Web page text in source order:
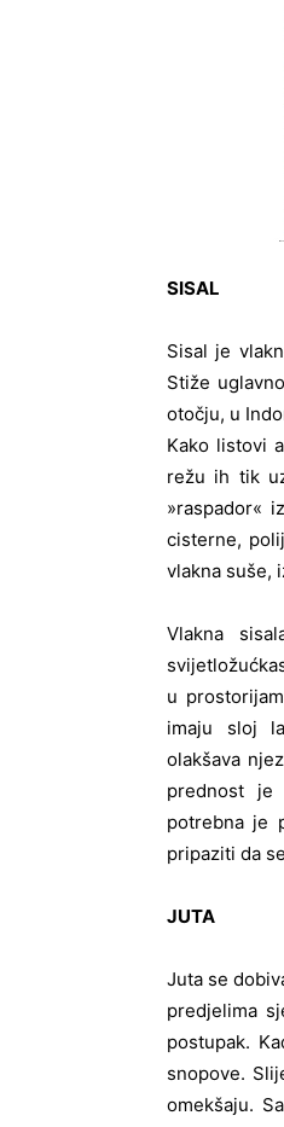
SISAL
Sisal je
Stiže
otočju, u
Kako listovi
režu ih tik
»raspador«
cisterne,
vlakna suše,
Vlakna
u
imaju sloj
olakšava
prednost je
potrebna je
pripaziti da
JUTA
Juta se
predjelima
postupak.
snopove.
omekšaju.